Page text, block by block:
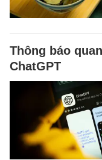
Thông báo
ChatGPT